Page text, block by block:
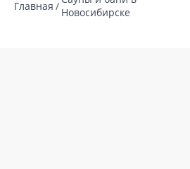
Главная
Новосибирске